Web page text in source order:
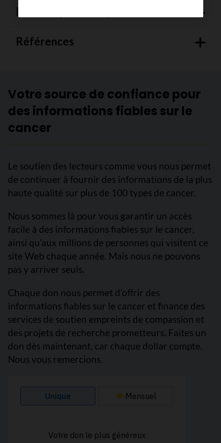
Révision par les experts
Références
Votre source de confiance pour
des informations fiables sur le
cancer
Le soutien des lecteurs comme vous nous permet
de continuer à fournir des informations de la plus
haute qualité sur plus de 100 types de cancer.
Nous sommes là pour vous garantir un accès
facile à des informations fiables sur le cancer,
ainsi qu’aux millions de personnes qui visitent ce
site Web chaque année. Mais nous ne pouvons
pas y arriver seuls.
Chaque don nous permet d’offrir des
informations fiables sur le cancer et finance des
services de soutien empreints de compassion et
des projets de recherche prometteurs. Faites un
don dès maintenant, car chaque dollar compte.
Nous vous remercions.